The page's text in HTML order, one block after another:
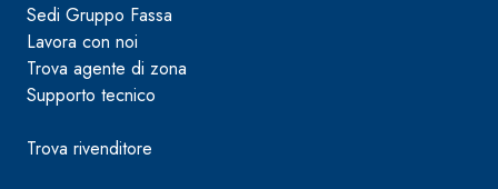
Sedi Gruppo Fassa
Lavora con noi
Trova agente di zona
Supporto tecnico
Trova rivenditore